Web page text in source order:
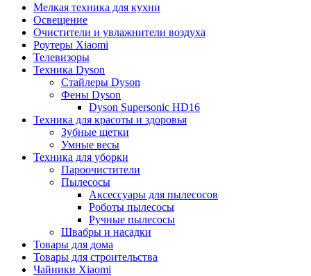
Мелкая техника для кухни
Освещение
Очистители и увлажнители воздуха
Роутеры Xiaomi
Телевизоры
Техника Dyson
Стайлеры Dyson
Фены Dyson
Dyson Supersonic HD16
Техника для красоты и здоровья
Зубные щетки
Умные весы
Техника для уборки
Пароочистители
Пылесосы
Аксессуары для пылесосов
Роботы пылесосы
Ручные пылесосы
Швабры и насадки
Товары для дома
Товары для строительства
Чайники Xiaomi